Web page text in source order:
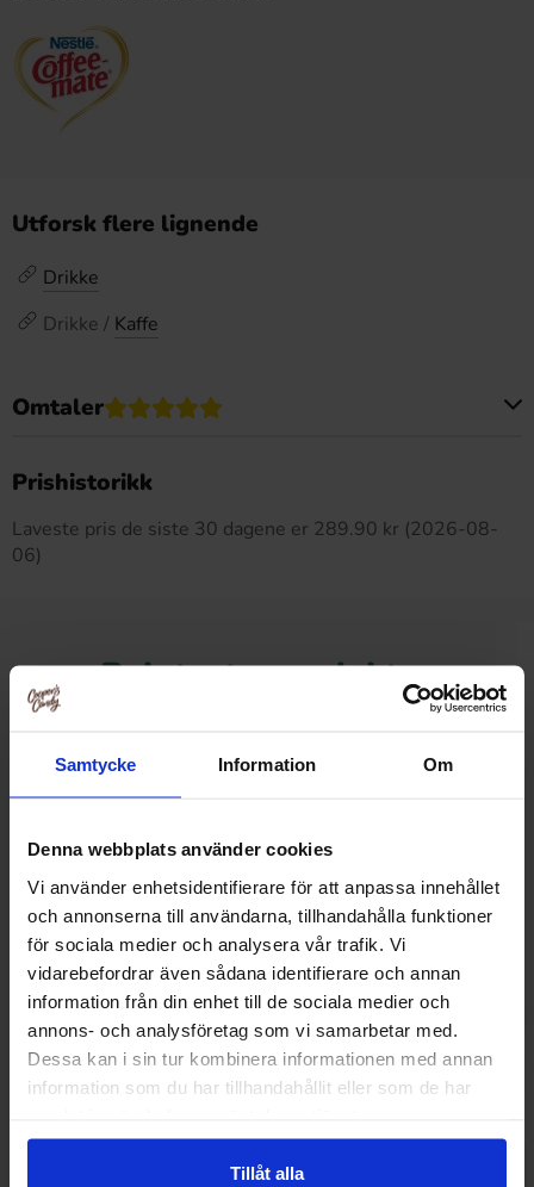
Samtycke Information Om
Denna webbplats använder cookies
Vi använder enhetsidentifierare för att anpassa innehållet
och annonserna till användarna, tillhandahålla funktioner
för sociala medier och analysera vår trafik. Vi
vidarebefordrar även sådana identifierare och annan
information från din enhet till de sociala medier och
annons- och analysföretag som vi samarbetar med.
Dessa kan i sin tur kombinera informationen med annan
information som du har tillhandahållit eller som de har
Tillåt alla
Utforsk flere lignende
Drikke
Drikke / Kaffe
Omtaler
Prishistorikk
Laveste pris de siste 30 dagene er 289.90 kr (2026-08-
06)
Relaterte produkter
Nestle Coffee-Mate Chocolate Creme
425g
Nestle Coffee-
French